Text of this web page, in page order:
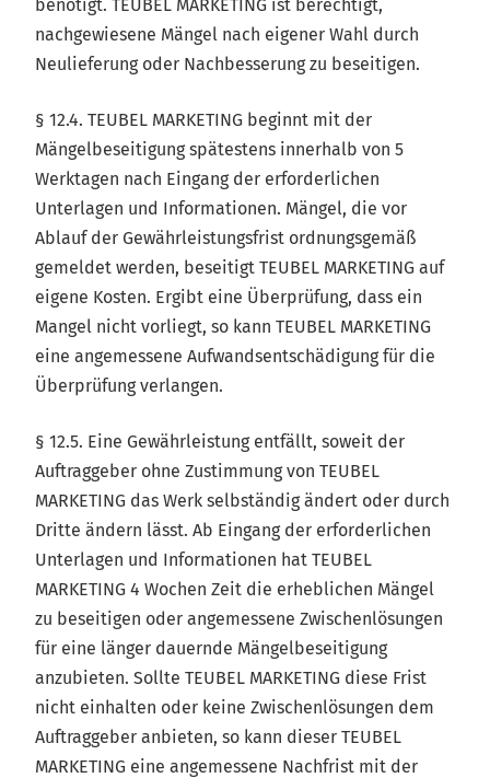
benötigt. TEUBEL MARKETING ist berechtigt,
nachgewiesene Mängel nach eigener Wahl durch
Neulieferung oder Nachbesserung zu beseitigen.
§ 12.4. TEUBEL MARKETING beginnt mit der
Mängelbeseitigung spätestens innerhalb von 5
Werktagen nach Eingang der erforderlichen
Unterlagen und Informationen. Mängel, die vor
Ablauf der Gewährleistungsfrist ordnungsgemäß
gemeldet werden, beseitigt TEUBEL MARKETING auf
eigene Kosten. Ergibt eine Überprüfung, dass ein
Mangel nicht vorliegt, so kann TEUBEL MARKETING
eine angemessene Aufwandsentschädigung für die
Überprüfung verlangen.
§ 12.5. Eine Gewährleistung entfällt, soweit der
Auftraggeber ohne Zustimmung von TEUBEL
MARKETING das Werk selbständig ändert oder durch
Dritte ändern lässt. Ab Eingang der erforderlichen
Unterlagen und Informationen hat TEUBEL
MARKETING 4 Wochen Zeit die erheblichen Mängel
zu beseitigen oder angemessene Zwischenlösungen
für eine länger dauernde Mängelbeseitigung
anzubieten. Sollte TEUBEL MARKETING diese Frist
nicht einhalten oder keine Zwischenlösungen dem
Auftraggeber anbieten, so kann dieser TEUBEL
MARKETING eine angemessene Nachfrist mit der